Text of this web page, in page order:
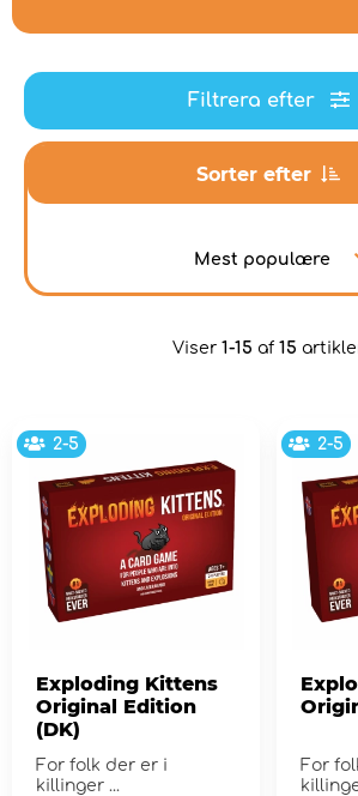
Filtrera efter
Sorter efter
Mest populære
Viser 1-15 af 15
2-5
Exploding Kittens
Original Edition
(DK)
For folk der er i
killinger ...
2-5
For